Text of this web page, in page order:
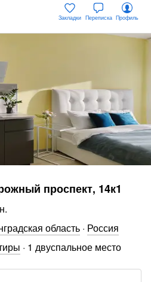
Закладки Переписка Профиль
проспект, 14к1
.
область · Россия
· 1 двуспальное место